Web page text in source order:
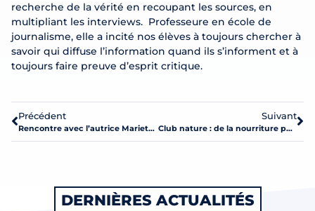
recherche de la vérité en recoupant les sources, en
multipliant les interviews. Professeure en école de
journalisme, elle a incité nos élèves à toujours chercher à
savoir qui diffuse l’information quand ils s’informent et à
toujours faire preuve d’esprit critique.
Précédent
Rencontre avec l’autrice Mariette Navarro
Suivant
Club nature : de la nourriture pour les oiseaux
DERNIÈRES ACTUALITÉS